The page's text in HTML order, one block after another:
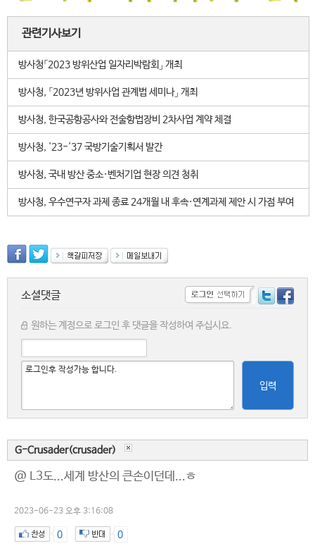
관련기사보기
방사청「2023 방위산업 일자리박람회」 개최
방사청, 「2023년 방위사업 관계법 세미나」 개최
방사청, 한국공항공사와 전술항법장비 2차사업 계약 체결
방사청, '23-'37 국방기술기획서 발간
방사청, 국내 방산 중소·벤처기업 현장 의견 청취
방사청, 우수연구자 과제 종료 24개월 내 후속·연계과제 제안 시 가점 부여
소셜댓글
원하는 계정으로 로그인 후 댓글을 작성하여 주십시요.
입력
G-Crusader(crusader)
@ L3도...세계 방산의 큰손이던데...ㅎ
2023-06-23 오후 3:16:08
0 0